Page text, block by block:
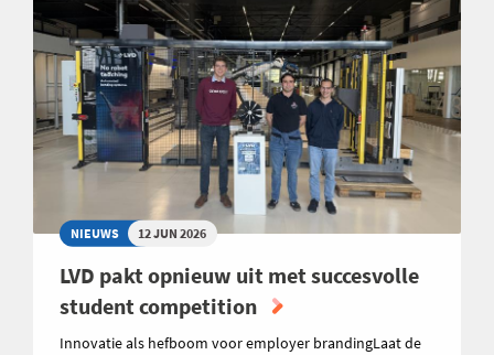
NIEUWS 12 JUN 2026
LVD pakt opnieuw uit met succesvolle
student competition
Innovatie als hefboom voor employer brandingLaat de